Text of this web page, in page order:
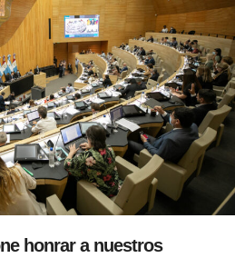
honrar a nuestros